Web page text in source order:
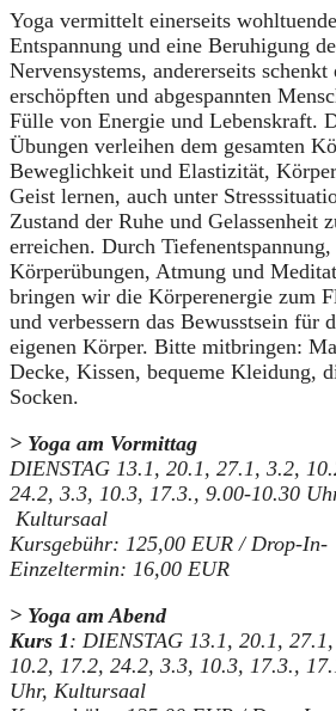
Yoga vermittelt einerseits wohltuende
Entspannung und eine Beruhigung
Nervensystems, andererseits schenkt
erschöpften und abgespannten
Fülle von Energie und Lebenskraft.
Übungen verleihen dem gesamten
Beweglichkeit und Elastizität,
Geist lernen, auch unter
Zustand der Ruhe und Gelassenheit
erreichen. Durch Tiefenentspannung,
Körperübungen, Atmung und
bringen wir die Körperenergie zum
und verbessern das Bewusstsein für
eigenen Körper. Bitte mitbringen:
Decke, Kissen, bequeme Kleidung,
Socken.
> Yoga am Vormittag
DIENSTAG 13.1, 20.1, 27.1, 3.2,
24.2, 3.3, 10.3, 17.3., 9.00-10.30
Kultursaal
Kursgebühr: 125,00 EUR / Drop-In-
Einzeltermin: 16,00 EUR
> Yoga am Abend
Kurs 1: DIENSTAG 13.1, 20.1,
10.2, 17.2, 24.2, 3.3, 10.3, 17.3.,
Uhr, Kultursaal